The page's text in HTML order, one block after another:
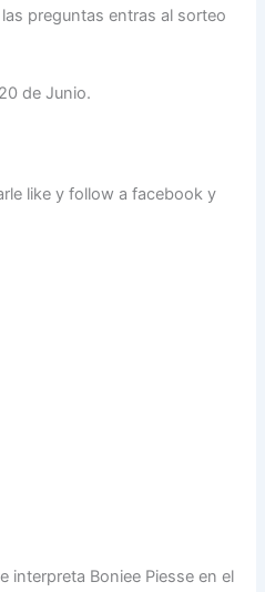
preguntas entras al sorteo
de Junio.
like y follow a facebook y
interpreta Boniee Piesse en el